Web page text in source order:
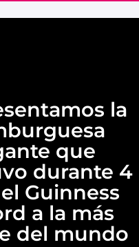
la
que
durante 4
Guinness
a la más
del mundo